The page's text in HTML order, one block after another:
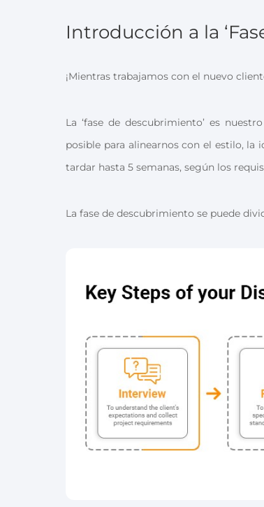
Introducción a la
¡Mientras trabajamos con el nuevo
La ‘fase de descubrimiento’ es
posible para alinearnos con el estilo, la
tardar hasta 5 semanas, según los
La fase de descubrimiento se puede